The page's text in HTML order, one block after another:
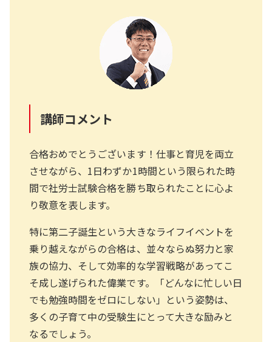
講師コメント
合格おめでとうございます！仕事と育児を両立
させながら、1日わずか1時間という限られた時
間で社労士試験合格を勝ち取られたことに心よ
り敬意を表します。
特に第二子誕生という大きなライフイベントを
乗り越えながらの合格は、並々ならぬ努力と家
族の協力、そして効率的な学習戦略があってこ
そ成し遂げられた偉業です。「どんなに忙しい日
でも勉強時間をゼロにしない」という姿勢は、
多くの子育て中の受験生にとって大きな励みと
なるでしょう。